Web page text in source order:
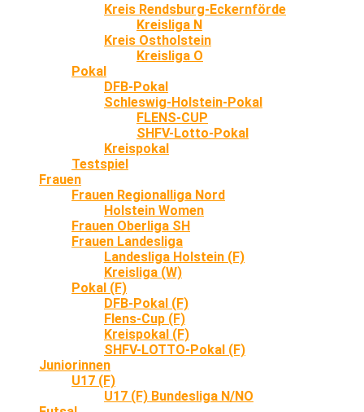
Kreis Rendsburg-Eckernförde
Kreisliga N
Kreis Ostholstein
Kreisliga O
Pokal
DFB-Pokal
Schleswig-Holstein-Pokal
FLENS-CUP
SHFV-Lotto-Pokal
Kreispokal
Testspiel
Frauen
Frauen Regionalliga Nord
Holstein Women
Frauen Oberliga SH
Frauen Landesliga
Landesliga Holstein (F)
Kreisliga (W)
Pokal (F)
DFB-Pokal (F)
Flens-Cup (F)
Kreispokal (F)
SHFV-LOTTO-Pokal (F)
Juniorinnen
U17 (F)
U17 (F) Bundesliga N/NO